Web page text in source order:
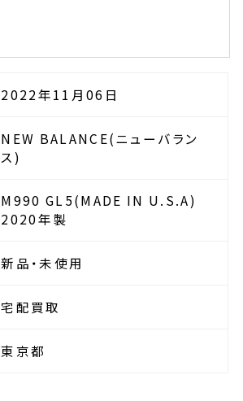
2022年11月06日
NEW BALANCE(ニューバラン
ス)
M990 GL5(MADE IN U.S.A)
2020年製
新品・未使用
宅配買取
東京都